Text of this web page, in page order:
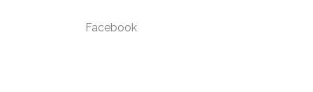
Facebook